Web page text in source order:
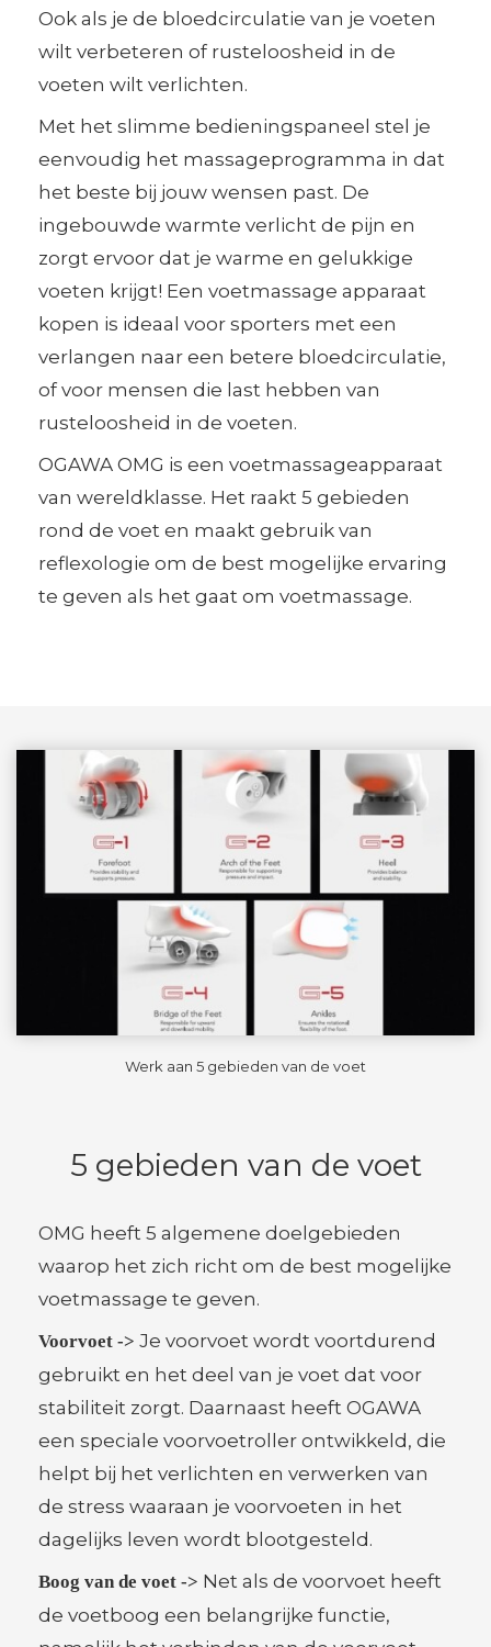
Ook als je de bloedcirculatie van je voeten
wilt verbeteren of rusteloosheid in de
voeten wilt verlichten.
Met het slimme bedieningspaneel stel je
eenvoudig het massageprogramma in dat
het beste bij jouw wensen past. De
ingebouwde warmte verlicht de pijn en
zorgt ervoor dat je warme en gelukkige
voeten krijgt! Een voetmassage apparaat
kopen is ideaal voor sporters met een
verlangen naar een betere bloedcirculatie,
of voor mensen die last hebben van
rusteloosheid in de voeten.
OGAWA OMG is een voetmassageapparaat
van wereldklasse. Het raakt 5 gebieden
rond de voet en maakt gebruik van
reflexologie om de best mogelijke ervaring
te geven als het gaat om voetmassage.
Werk aan 5 gebieden van de voet
5 gebieden van de voet
OMG heeft 5 algemene doelgebieden
waarop het zich richt om de best mogelijke
voetmassage te geven.
Voorvoet -> Je voorvoet wordt voortdurend
gebruikt en het deel van je voet dat voor
stabiliteit zorgt. Daarnaast heeft OGAWA
een speciale voorvoetroller ontwikkeld, die
helpt bij het verlichten en verwerken van
de stress waaraan je voorvoeten in het
dagelijks leven wordt blootgesteld.
Boog van de voet -> Net als de voorvoet heeft
de voetboog een belangrijke functie,